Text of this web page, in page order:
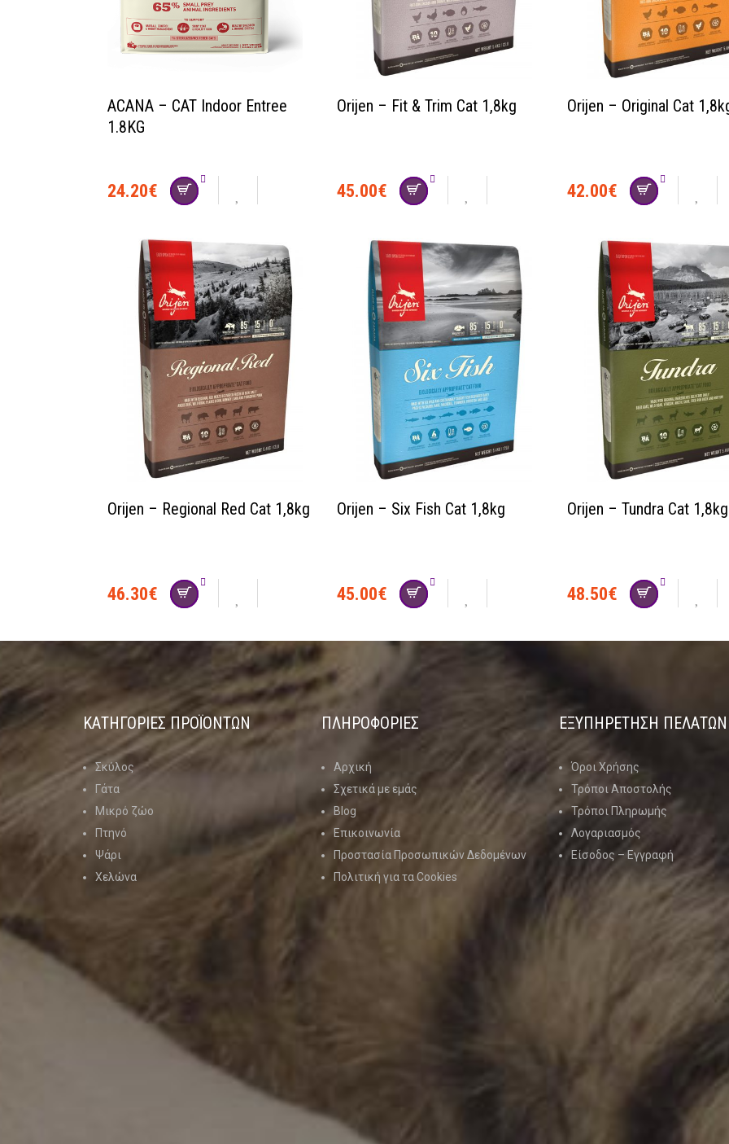
ACANA – CAT Indoor Entree
1.8KG
24.20€
Orijen – Fit & Trim Cat 1,8kg
45.00€
Orijen – Original Cat
42.00€
Orijen – Regional Red Cat 1,8kg
46.30€
Orijen – Six Fish Cat 1,8kg
45.00€
Orijen – Tundra Cat 1,8kg
48.50€
ΚΑΤΗΓΟΡΊΕΣ ΠΡΟΪΌΝΤΩΝ
Σκύλος
Γάτα
Μικρό ζώο
Πτηνό
Ψάρι
Χελώνα
ΠΛΗΡΟΦΟΡΙΕΣ
Αρχική
Σχετικά με εμάς
Blog
Επικοινωνία
Προστασία Προσωπικών Δεδομένων
Πολιτική για τα Cookies
ΕΞΥΠΗΡΕΤΗΣΗ ΠΕΛΑΤΩΝ
Όροι Χρήσης
Τρόποι Αποστολής
Τρόποι Πληρωμής
Λογαριασμός
Είσοδος – Εγγραφή